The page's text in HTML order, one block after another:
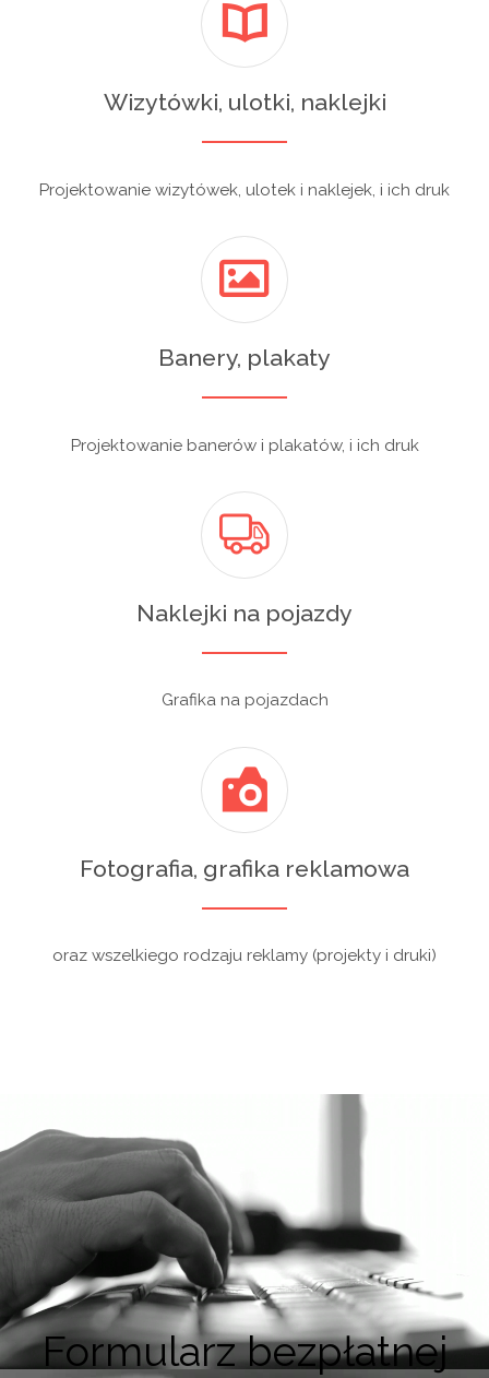
Wizytówki, ulotki, naklejki
Projektowanie wizytówek, ulotek i naklejek, i ich druk
Banery, plakaty
Projektowanie banerów i plakatów, i ich druk
Naklejki na pojazdy
Grafika na pojazdach
Fotografia, grafika reklamowa
oraz wszelkiego rodzaju reklamy (projekty i druki)
Formularz bezpłatnej